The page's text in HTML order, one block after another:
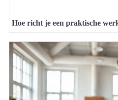
Hoe richt je een praktische